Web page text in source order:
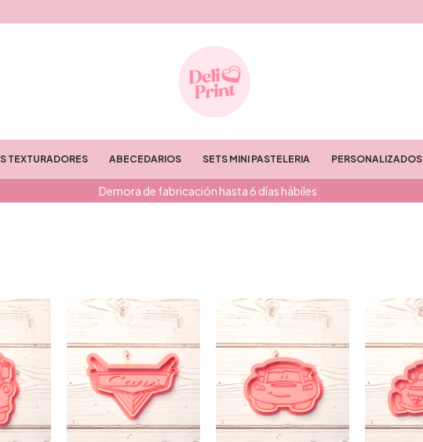
Demora de fabricación hasta 6 días hábiles
TEXTURADORES ABECEDARIOS SETS MINI PASTELERIA PERSONALIZADOS